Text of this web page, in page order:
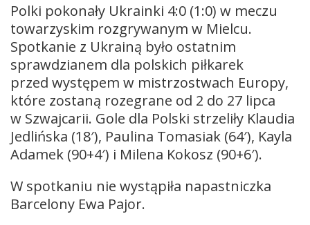
Polki pokonały Ukrainki 4:0 (1:0) w meczu
towarzyskim rozgrywanym w Mielcu.
Spotkanie z Ukrainą było ostatnim
sprawdzianem dla polskich piłkarek
przed występem w mistrzostwach Europy,
które zostaną rozegrane od 2 do 27 lipca
w Szwajcarii. Gole dla Polski strzeliły Klaudia
Jedlińska (18′), Paulina Tomasiak (64′), Kayla
Adamek (90+4′) i Milena Kokosz (90+6′).
W spotkaniu nie wystąpiła napastniczka
Barcelony Ewa Pajor.